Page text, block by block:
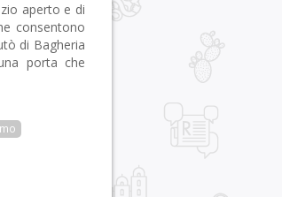
aperto e di
consentono
di Bagheria
porta che